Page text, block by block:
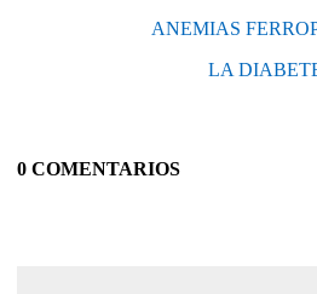
ANEMIAS
LA
0 COMENTARIOS